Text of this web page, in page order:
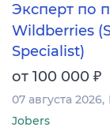
Эксперт по
Wildberries
Specialist)
от 100 000 ₽
07 августа 2026
Jobers